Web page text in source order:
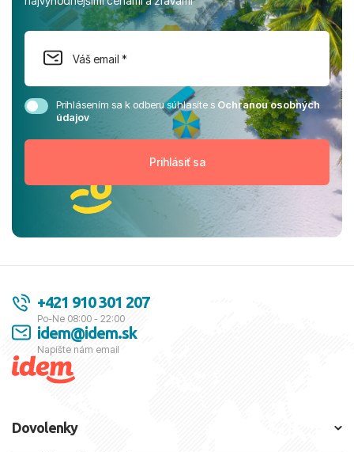
Prihlásením sa k odberu súhlasíte sOchranou osobných
údajov
+421 910 301 207
Po-Ne 08:00 - 22:00
idem@idem.sk
Napíšte nám email
Dovolenky